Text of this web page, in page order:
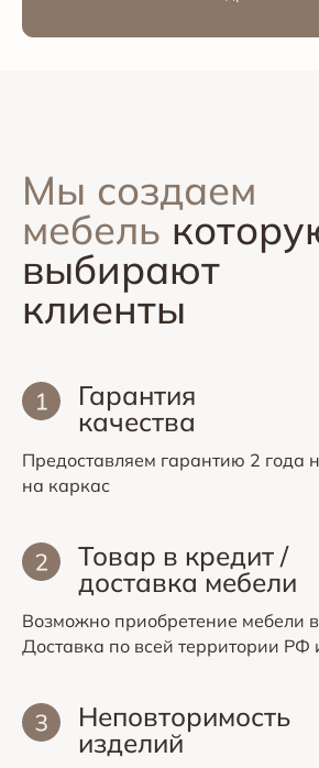
Мы создаем
мебель
выбирают
клиенты
Гарантия
качества
Предоставляем гарантию 2 года
на каркас
Товар в кредит /
доставка мебели
Возможно приобретение мебели
Доставка по всей территории РФ
Неповторимость
изделий